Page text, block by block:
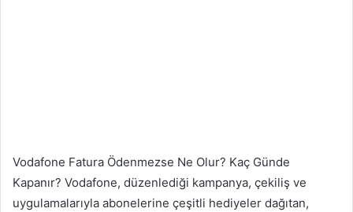
Vodafone Fatura Ödenmezse Ne Olur? Kaç Günde
Kapanır? Vodafone, düzenlediği kampanya, çekiliş ve
uygulamalarıyla abonelerine çeşitli hediyeler dağıtan,